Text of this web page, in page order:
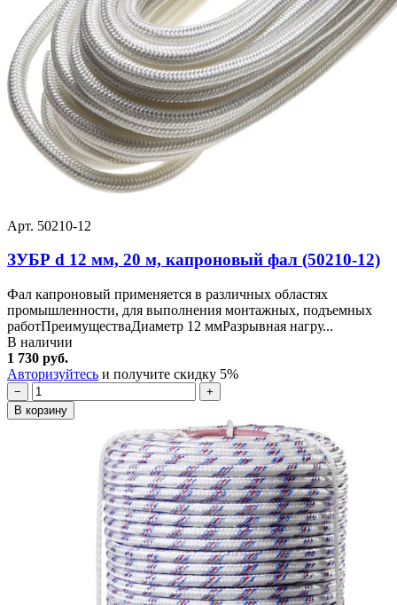
Арт. 50210-12
ЗУБР d 12 мм, 20 м, капроновый фал (50210-12)
Фал капроновый применяется в различных областях
промышленности, для выполнения монтажных, подъемных
работПреимуществаДиаметр 12 ммРазрывная нагру...
В наличии
1 730 руб.
Авторизуйтесь и получите скидку 5%
−
+
В корзину